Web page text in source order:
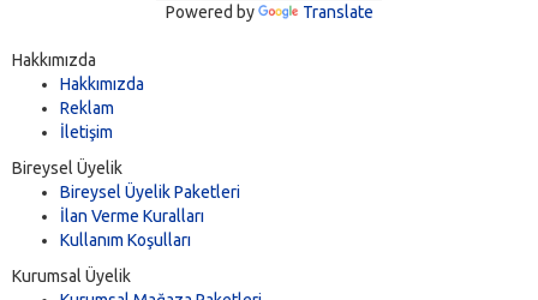
Powered by Translate
Hakkımızda
Hakkımızda
Reklam
İletişim
Bireysel Üyelik
Bireysel Üyelik Paketleri
İlan Verme Kuralları
Kullanım Koşulları
Kurumsal Üyelik